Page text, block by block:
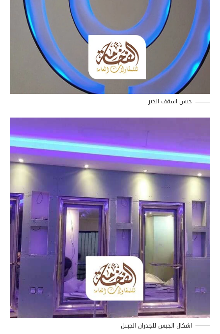
جبس اسقف الخبر
اشكال الجبس للجدران الجبيل